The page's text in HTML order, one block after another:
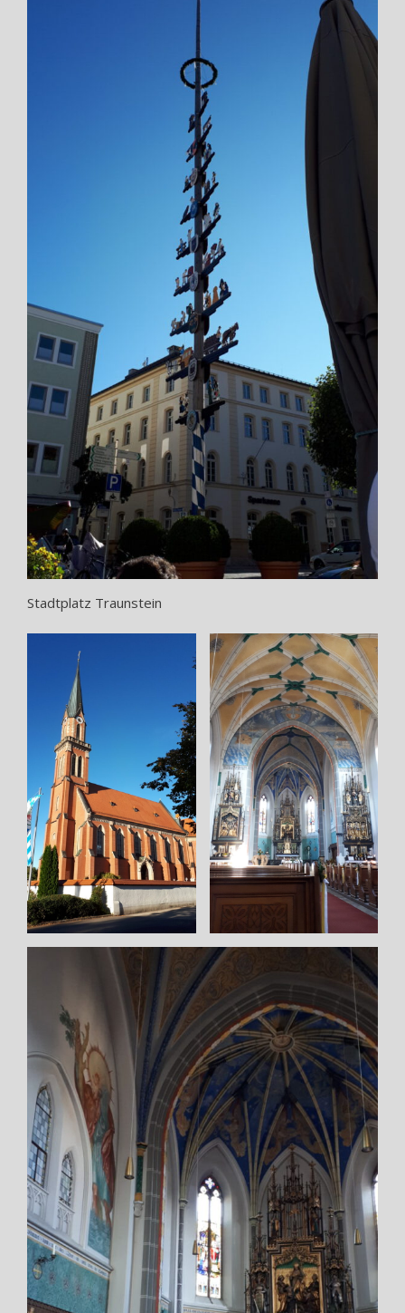
Stadtplatz Traunstein